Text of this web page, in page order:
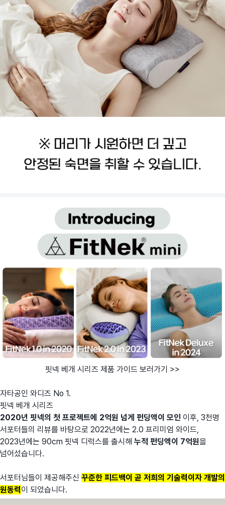
핏넥 베개 시리즈 제품 가이드 보러가기 >>
자타공인 와디즈 No 1.
핏넥 베개 시리즈
2020년 핏넥의 첫 프로젝트에 2억원 넘게 펀딩액이 모인 이후, 3천명
서포터들의 리뷰를 바탕으로 2022년에는 2.0 프리미엄 와이드,
2023년에는 90cm 핏넥 디럭스를 출시해 누적 펀딩액이 7억원을
넘어섰습니다.
서포터님들이 제공해주신 꾸준한 피드백이 곧 저희의 기술력이자 개발의
원동력이 되었습니다.